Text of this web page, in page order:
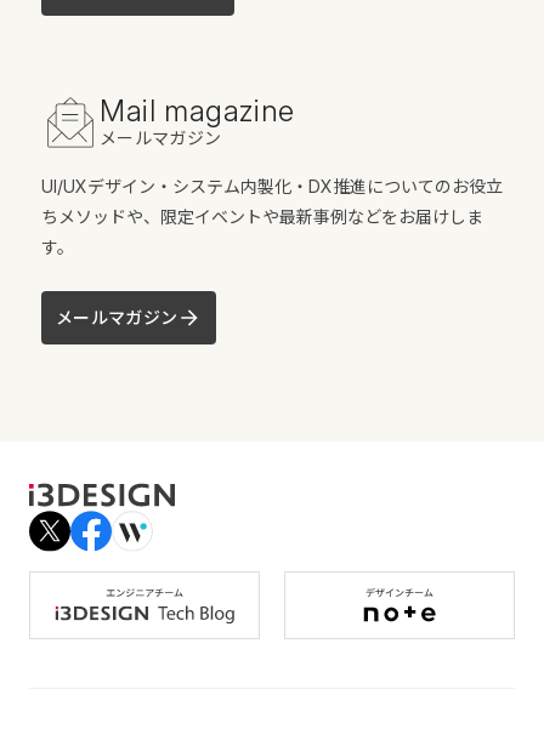
Mail magazine
メールマガジン
UI/UXデザイン・システム内製化・DX推進についてのお役立
ちメソッドや、限定イベントや最新事例などをお届けしま
す。
メールマガジン